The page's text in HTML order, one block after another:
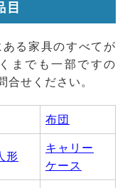
目
る家具のすべてが
までも一部ですの
合せください。
布団
形
キャリー
ケース